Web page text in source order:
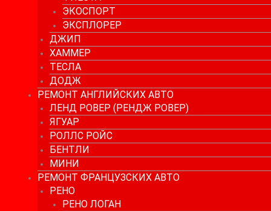
ЭКОСПОРТ
ЭКСПЛОРЕР
ДЖИП
ХАММЕР
ТЕСЛА
ДОДЖ
РЕМОНТ АНГЛИЙСКИХ АВТО
ЛЕНД РОВЕР (РЕНДЖ РОВЕР)
ЯГУАР
РОЛЛС РОЙС
БЕНТЛИ
МИНИ
РЕМОНТ ФРАНЦУЗСКИХ АВТО
РЕНО
РЕНО ЛОГАН